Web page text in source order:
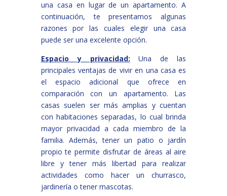
una casa en lugar de un apartamento. A
continuación, te presentamos algunas
razones por las cuales elegir una casa
puede ser una excelente opción.
Espacio y privacidad: Una de las
principales ventajas de vivir en una casa es
el espacio adicional que ofrece en
comparación con un apartamento. Las
casas suelen ser más amplias y cuentan
con habitaciones separadas, lo cual brinda
mayor privacidad a cada miembro de la
familia. Además, tener un patio o jardín
propio te permite disfrutar de áreas al aire
libre y tener más libertad para realizar
actividades como hacer un churrasco,
jardinería o tener mascotas.